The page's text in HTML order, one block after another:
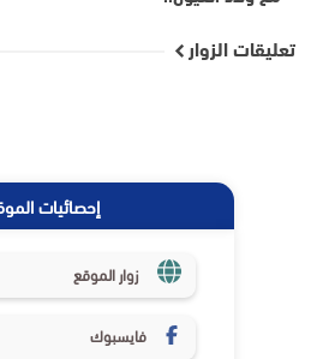
تعليقات الزوار
إحصائيات
زوار الموقع
فايسبوك